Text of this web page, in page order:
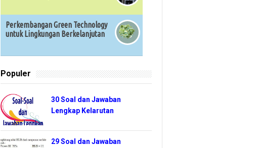
Perkembangan Green Technology
untuk Lingkungan Berkelanjutan
Populer
30 Soal dan Jawaban
Lengkap Kelarutan
29 Soal dan Jawaban